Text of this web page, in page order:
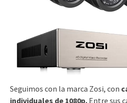
Seguimos con la marca Zosi, con
individuales de 1080p. Entre sus